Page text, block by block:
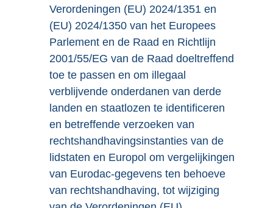
Verordeningen (EU) 2024/1351 en
(EU) 2024/1350 van het Europees
Parlement en de Raad en Richtlijn
2001/55/EG van de Raad doeltreffend
toe te passen en om illegaal
verblijvende onderdanen van derde
landen en staatlozen te identificeren
en betreffende verzoeken van
rechtshandhavingsinstanties van de
lidstaten en Europol om vergelijkingen
van Eurodac-gegevens ten behoeve
van rechtshandhaving, tot wijziging